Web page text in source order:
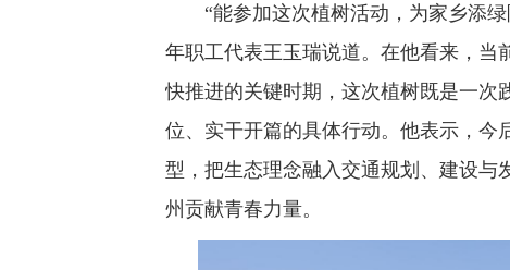
“能参加这次植树活动，为家乡添绿
年职工代表王玉瑞说道。在他看来，当
快推进的关键时期，这次植树既是一次
位、实干开篇的具体行动。他表示，今
型，把生态理念融入交通规划、建设与
州贡献青春力量。